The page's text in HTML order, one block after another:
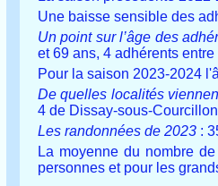
Une baisse sensible des
Un point sur l’âge des
et 69 ans, 4 adhérents
Pour la saison 2023-2024
De quelles localités
4 de Dissay-sous-
Les randonnées de 2023 :
La moyenne du nombre
personnes et pour les